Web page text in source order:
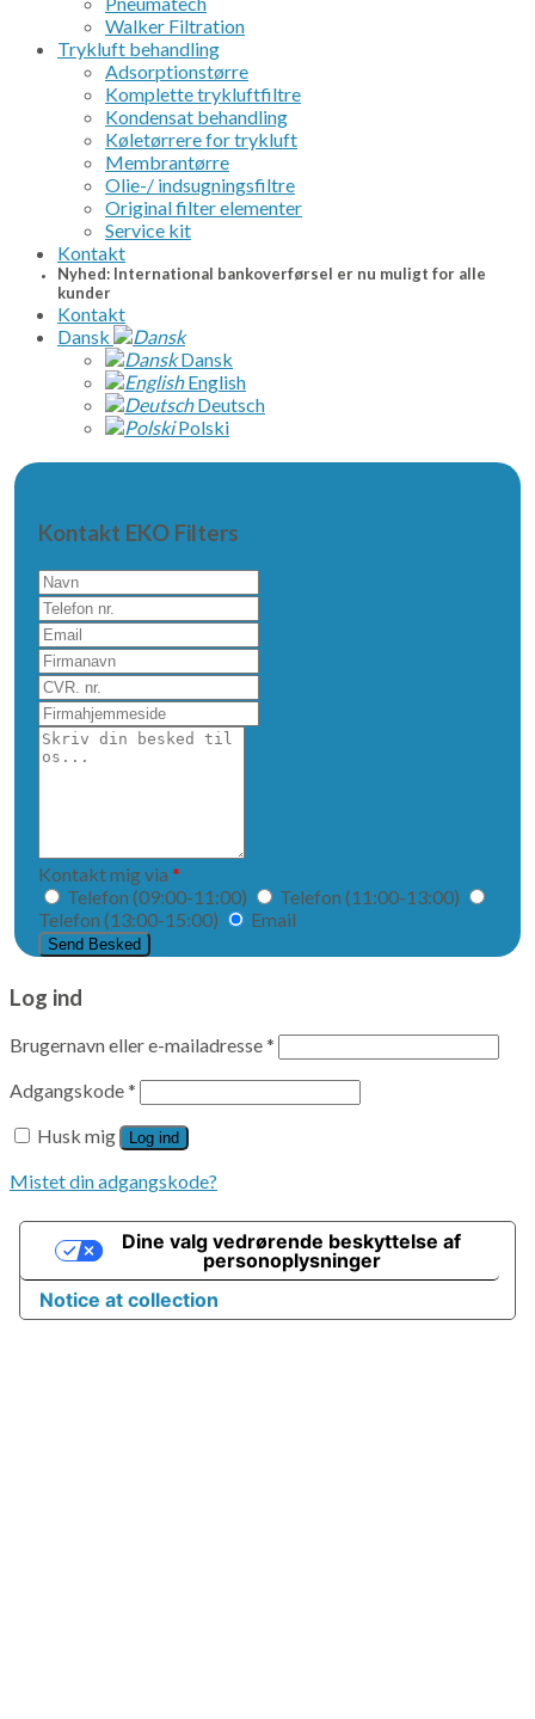
Walker Filtration
Trykluft behandling
Adsorptionstørre
Komplette trykluftfiltre
Kondensat behandling
Køletørrere for trykluft
Membrantørre
Olie-/ indsugningsfiltre
Original filter elementer
Service kit
Kontakt
Nyhed: International bankoverførsel er nu muligt for alle
kunder
Kontakt
Dansk
Dansk
English
Deutsch
Polski
Kontakt EKO Filters
Navn
Telefon
nr.
Email
Firmanavn
CVR.
nr.
Firmahjemmeside
Skriv
din
Kontakt mig via *
Telefon (09:00-11:00)
Telefon (11:00-13:00)
Telefon (13:00-15:00)
Email
Log ind
Brugernavn eller e-mailadresse*
Adgangskode*
Husk mig
Log ind
Mistet din adgangskode?
Notice at collection
Dine valg vedrørende beskyttelse af
personoplysninger